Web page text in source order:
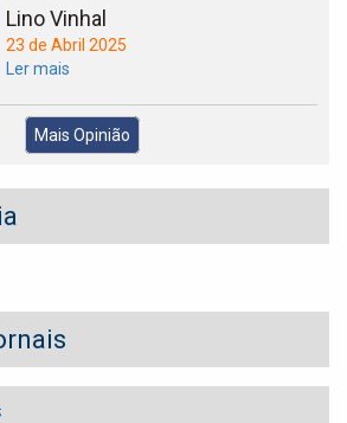
Lino Vinhal
23 de Abril 2025
Ler mais
Mais Opinião